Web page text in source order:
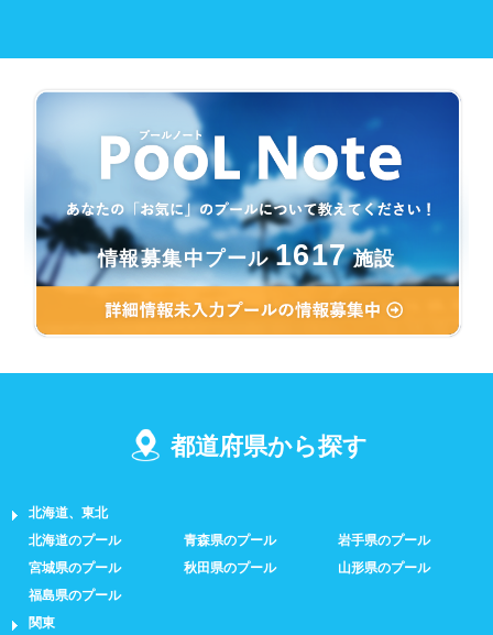
情報募集中プール 1617 施設
都道府県から探す
北海道、東北
北海道のプール
青森県のプール
岩手県のプール
宮城県のプール
秋田県のプール
山形県のプール
福島県のプール
関東